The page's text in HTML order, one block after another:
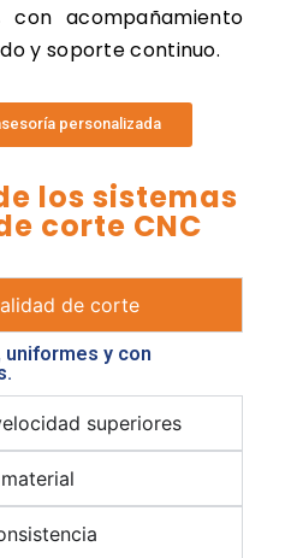
acompañamiento
y soporte continuo.
personalizada
los sistemas
corte CNC
de corte
uniformes y con
superiores